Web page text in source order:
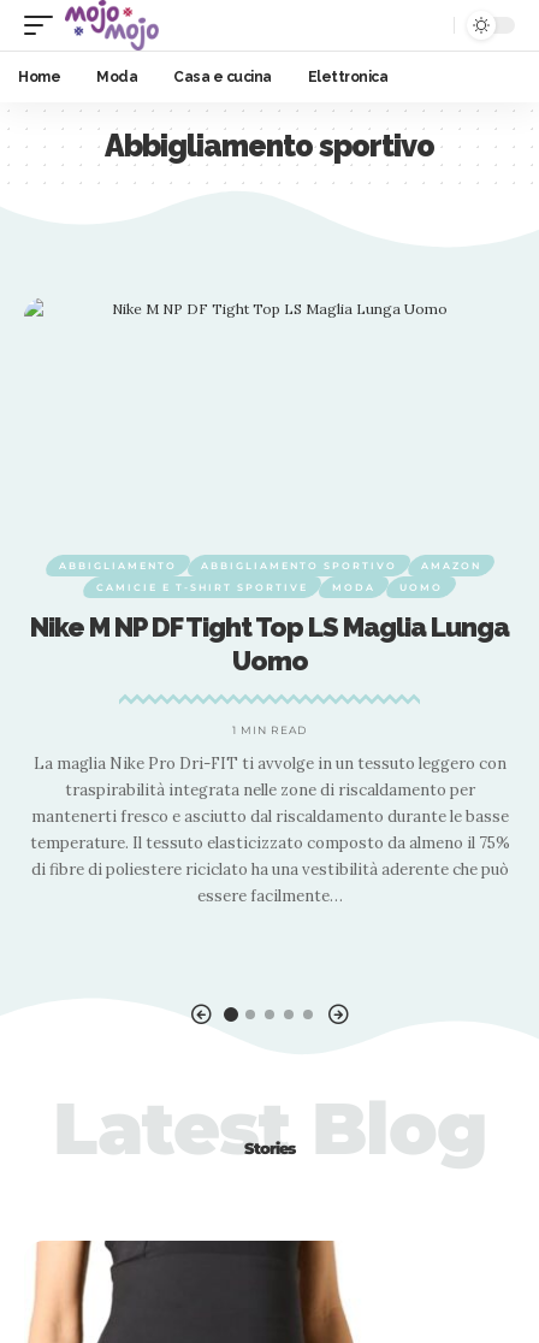
Home Moda Casa e cucina Elettronica
Abbigliamento sportivo
ABBIGLIAMENTO ABBIGLIAMENTO SPORTIVO
AMAZON
CAMICIE E T-SHIRT SPORTIVE
MODA UOMO
Nike M NP DF Tight Top LS Maglia Lunga
Uomo
1 MIN READ
La maglia Nike Pro Dri-FIT ti avvolge in un tessuto leggero con
traspirabilità integrata nelle zone di riscaldamento per
mantenerti fresco e asciutto dal riscaldamento durante le basse
temperature. Il tessuto elasticizzato composto da almeno il 75%
di fibre di poliestere riciclato ha una vestibilità aderente che può
essere facilmente…
Stories
Latest Blog